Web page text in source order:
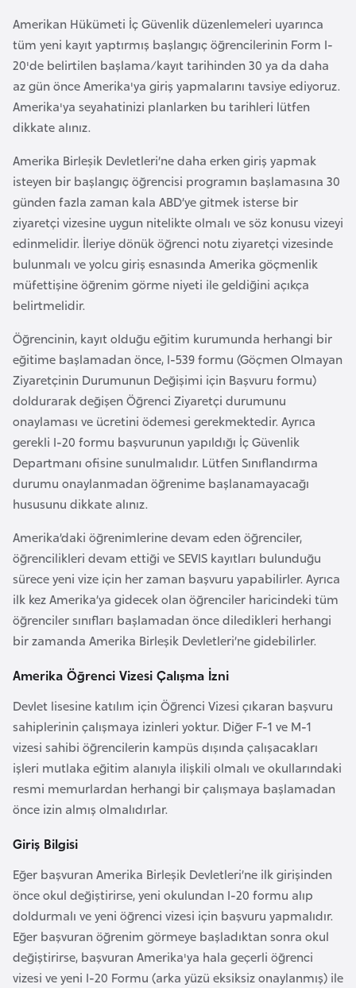
Amerikan Hükümeti İç Güvenlik düzenlemeleri uyarınca
tüm yeni kayıt yaptırmış başlangıç öğrencilerinin Form I-
20'de belirtilen başlama/kayıt tarihinden 30 ya da daha
az gün önce Amerika'ya giriş yapmalarını tavsiye ediyoruz.
Amerika'ya seyahatinizi planlarken bu tarihleri lütfen
dikkate alınız.
Amerika Birleşik Devletleri’ne daha erken giriş yapmak
isteyen bir başlangıç öğrencisi programın başlamasına 30
günden fazla zaman kala ABD’ye gitmek isterse bir
ziyaretçi vizesine uygun nitelikte olmalı ve söz konusu vizeyi
edinmelidir. İleriye dönük öğrenci notu ziyaretçi vizesinde
bulunmalı ve yolcu giriş esnasında Amerika göçmenlik
müfettişine öğrenim görme niyeti ile geldiğini açıkça
belirtmelidir.
Öğrencinin, kayıt olduğu eğitim kurumunda herhangi bir
eğitime başlamadan önce, I-539 formu (Göçmen Olmayan
Ziyaretçinin Durumunun Değişimi için Başvuru formu)
doldurarak değişen Öğrenci Ziyaretçi durumunu
onaylaması ve ücretini ödemesi gerekmektedir. Ayrıca
gerekli I-20 formu başvurunun yapıldığı İç Güvenlik
Departmanı ofisine sunulmalıdır. Lütfen Sınıflandırma
durumu onaylanmadan öğrenime başlanamayacağı
hususunu dikkate alınız.
Amerika’daki öğrenimlerine devam eden öğrenciler,
öğrencilikleri devam ettiği ve SEVIS kayıtları bulunduğu
sürece yeni vize için her zaman başvuru yapabilirler. Ayrıca
ilk kez Amerika’ya gidecek olan öğrenciler haricindeki tüm
öğrenciler sınıfları başlamadan önce diledikleri herhangi
bir zamanda Amerika Birleşik Devletleri’ne gidebilirler.
Amerika Öğrenci Vizesi Çalışma İzni
Devlet lisesine katılım için Öğrenci Vizesi çıkaran başvuru
sahiplerinin çalışmaya izinleri yoktur. Diğer F-1 ve M-1
vizesi sahibi öğrencilerin kampüs dışında çalışacakları
işleri mutlaka eğitim alanıyla ilişkili olmalı ve okullarındaki
resmi memurlardan herhangi bir çalışmaya başlamadan
önce izin almış olmalıdırlar.
Giriş Bilgisi
Eğer başvuran Amerika Birleşik Devletleri’ne ilk girişinden
önce okul değiştirirse, yeni okulundan I-20 formu alıp
doldurmalı ve yeni öğrenci vizesi için başvuru yapmalıdır.
Eğer başvuran öğrenim görmeye başladıktan sonra okul
değiştirirse, başvuran Amerika'ya hala geçerli öğrenci
vizesi ve yeni I-20 Formu (arka yüzü eksiksiz onaylanmış) ile
b
u
t
i
Ç
i
n
D
a
n
i
m
r
k
a
D
m
r
a
t
k
K
n
g
o
B
u
l
a
r
i
s
t
a
n